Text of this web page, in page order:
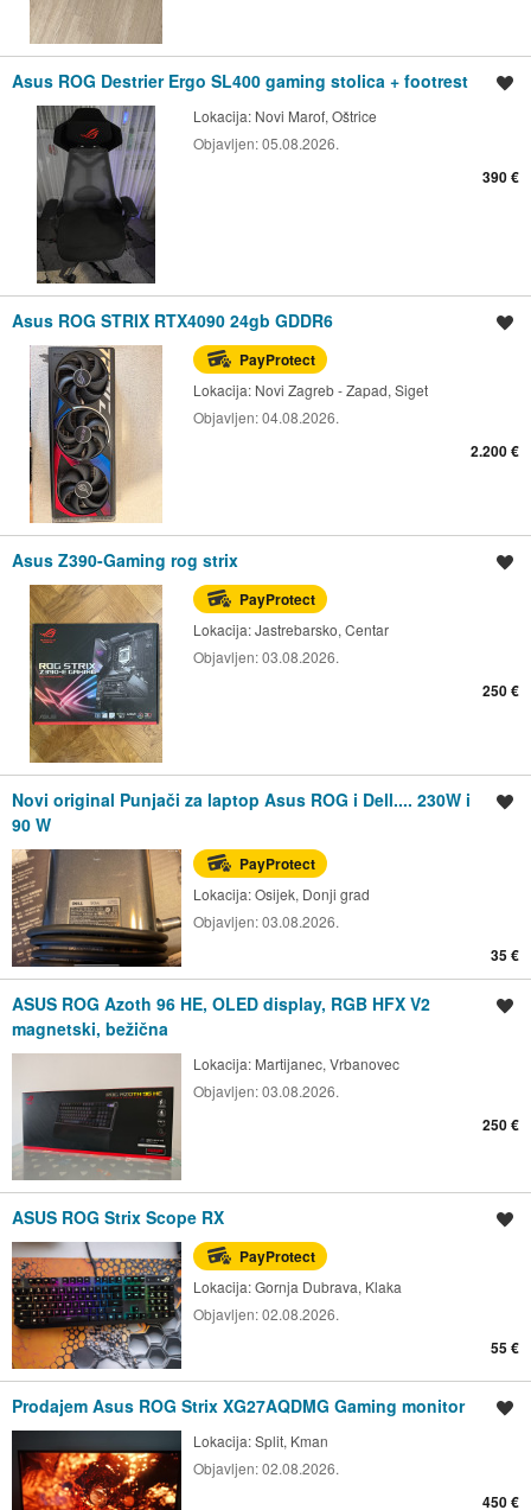
Asus ROG Destrier Ergo SL400 gaming stolica + footrest
Lokacija: Novi Marof, Oštrice
Objavljen:05.08.2026.
390 €
Asus ROG STRIX RTX4090 24gb GDDR6
PayProtect
Lokacija: Novi Zagreb - Zapad, Siget
Objavljen:04.08.2026.
2.200 €
Asus Z390-Gaming rog strix
PayProtect
Lokacija:Jastrebarsko, Centar
Objavljen:03.08.2026.
250 €
Novi original Punjači za laptop Asus ROG i Dell.... 230W i
90 W
PayProtect
Lokacija:Osijek, Donji grad
Objavljen:03.08.2026.
35 €
ASUS ROG Azoth 96 HE, OLED display, RGB HFX V2
magnetski, bežična
Lokacija: Martijanec, Vrbanovec
Objavljen:03.08.2026.
250 €
ASUS ROG Strix Scope RX
PayProtect
Lokacija:Gornja Dubrava, Klaka
Objavljen:02.08.2026.
55 €
Prodajem Asus ROG Strix XG27AQDMG Gaming monitor
Lokacija:Split, Kman
Objavljen:02.08.2026.
450 €